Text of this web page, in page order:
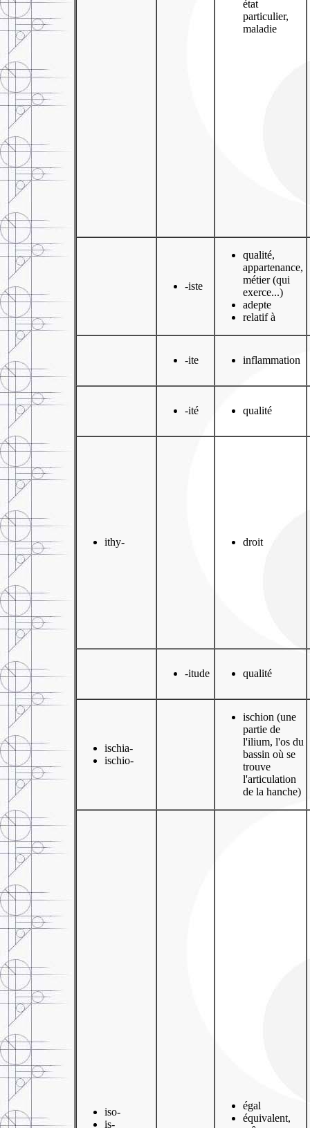
état
particulier,
maladie
-iste
qualité,
appartenance,
métier (qui
exerce...)
adepte
relatif à
-ite inflammation
-ité qualité
ithy- droit
-itude qualité
ischia-
ischio-
ischion (une
partie de
l'ilium, l'os du
bassin où se
trouve
l'articulation
de la hanche)
iso-
is-
égal
équivalent,